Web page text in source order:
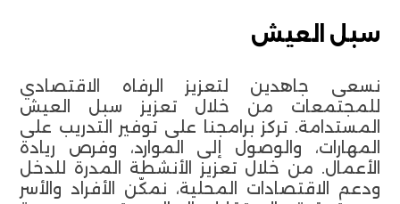
سبل العيش
نسعى جاهدين لتعزيز الرفاه الاقتصادي
للمجتمعات من خلال تعزيز سبل العيش
المستدامة. تركز برامجنا على توفير التدريب على
المهارات، والوصول إلى الموارد، وفرص ريادة
الأعمال. من خلال تعزيز الأنشطة المدرة للدخل
ودعم الاقتصادات المحلية، نمكّن الأفراد والأسر